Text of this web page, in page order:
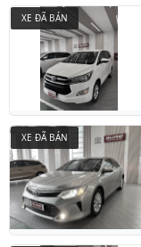
XE ĐÃ BÁN
XE ĐÃ BÁN